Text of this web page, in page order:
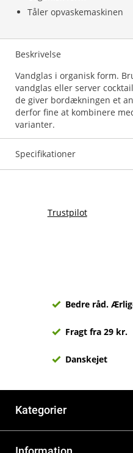
Tåler opvaskemaskinen
Beskrivelse
Vandglas i organisk form.
vandglas eller server
de giver bordækningen et
derfor fine at kombinere
varianter.
Specifikationer
Trustpilot
Bedre råd.
Fragt fra 29 kr.
Danskejet
Kategorier